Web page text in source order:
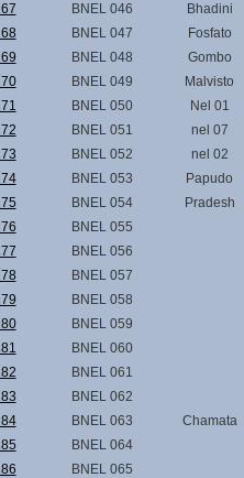
BNEL 046
Bhadini
BNEL 047
Fosfato
BNEL 048
Gombo
BNEL 049
Malvisto
BNEL 050
Nel 01
BNEL 051
nel 07
BNEL 052
nel 02
BNEL 053
Papudo
BNEL 054
Pradesh
BNEL 055
BNEL 056
BNEL 057
BNEL 058
BNEL 059
BNEL 060
BNEL 061
BNEL 062
BNEL 063
Chamata
BNEL 064
BNEL 065